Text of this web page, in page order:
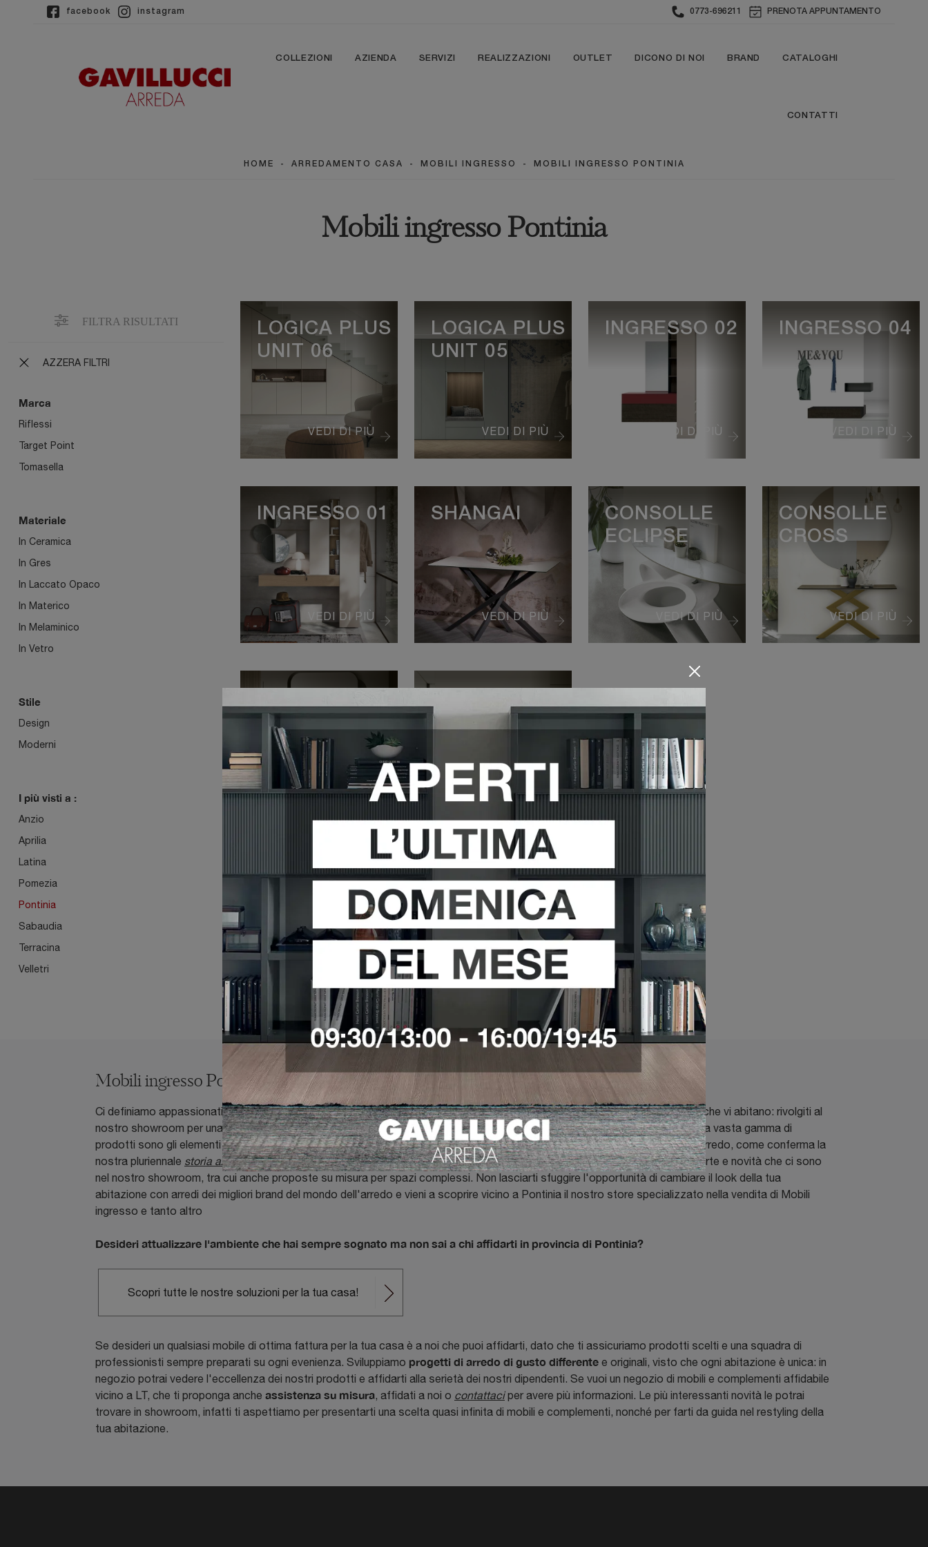
facebook instagram 0773-696211 PRENOTA APPUNTAMENTO
COLLEZIONI AZIENDA SERVIZI REALIZZAZIONI OUTLET DICONO DI NOI BRAND CATALOGHI
CONTATTI
HOME - ARREDAMENTO CASA - MOBILI INGRESSO - MOBILI INGRESSO PONTINIA
Mobili ingresso Pontinia
FILTRA RISULTATI
AZZERA FILTRI
Marca
Riflessi
Target Point
Tomasella
Materiale
In Ceramica
In Gres
In Laccato Opaco
In Materico
In Melaminico
In Vetro
Stile
Design
Moderni
I più visti a :
Anzio
Aprilia
Latina
Pomezia
Pontinia
Sabaudia
Terracina
Velletri
VEDI DI PIÙ
LOGICA PLUS
UNIT 06
VEDI DI PIÙ
LOGICA PLUS
UNIT 05
VEDI DI PIÙ
INGRESSO 02
VEDI DI PIÙ
INGRESSO 04
VEDI DI PIÙ
INGRESSO 01
VEDI DI PIÙ
SHANGAI
VEDI DI PIÙ
CONSOLLE
ECLIPSE
VEDI DI PIÙ
CONSOLLE
CROSS
VEDI DI PIÙ
COSMOS
VEDI DI PIÙ
ECLIPSE
Mobili ingresso Pontinia
Ci definiamo appassionati di design e il nostro obiettivo consiste nella definizione di ambienti unici e confortevoli per coloro che vi abitano: rivolgiti al
nostro showroom per una precisa consulenza su misura. Progetti su misura, mobili e complementi di buonissima qualità e una vasta gamma di
prodotti sono gli elementi distintivi del nostro showroom, da anni luogo noto sul territorio per ciò che riguarda il mondo dell'arredo, come conferma la
nostra pluriennale storia aziendale. Non lasciarti sfuggire l'opportunità di cambiare lo stile dei tuoi spazi con le differenti offerte e novità che ci sono
nel nostro showroom, tra cui anche proposte su misura per spazi complessi. Non lasciarti sfuggire l'opportunità di cambiare il look della tua
abitazione con arredi dei migliori brand del mondo dell'arredo e vieni a scoprire vicino a Pontinia il nostro store specializzato nella vendita di Mobili
ingresso e tanto altro
Desideri attualizzare l'ambiente che hai sempre sognato ma non sai a chi affidarti in provincia di Pontinia?
Scopri tutte le nostre soluzioni per la tua casa!
Se desideri un qualsiasi mobile di ottima fattura per la tua casa è a noi che puoi affidarti, dato che ti assicuriamo prodotti scelti e una squadra di
professionisti sempre preparati su ogni evenienza. Sviluppiamo progetti di arredo di gusto differente e originali, visto che ogni abitazione è unica: in
negozio potrai vedere l'eccellenza dei nostri prodotti e affidarti alla serietà dei nostri dipendenti. Se vuoi un negozio di mobili e complementi affidabile
vicino a LT, che ti proponga anche assistenza su misura, affidati a noi o contattaciper avere più informazioni. Le più interessanti novità le potrai
trovare in showroom, infatti ti aspettiamo per presentarti una scelta quasi infinita di mobili e complementi, nonché per farti da guida nel restyling della
tua abitazione.